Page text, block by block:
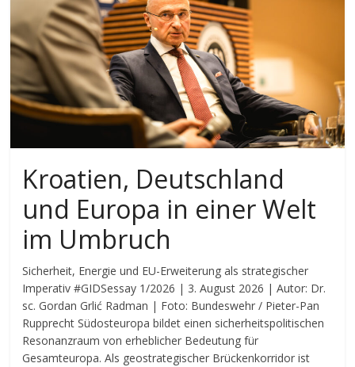
Kroatien, Deutschland
und Europa in einer Welt
im Umbruch
Sicherheit, Energie und EU-Erweiterung als strategischer
Imperativ #GIDSessay 1/2026 | 3. August 2026 | Autor: Dr.
sc. Gordan Grlić Radman | Foto: Bundeswehr / Pieter-Pan
Rupprecht Südosteuropa bildet einen sicherheitspolitischen
Resonanzraum von erheblicher Bedeutung für
Gesamteuropa. Als geostrategischer Brückenkorridor ist